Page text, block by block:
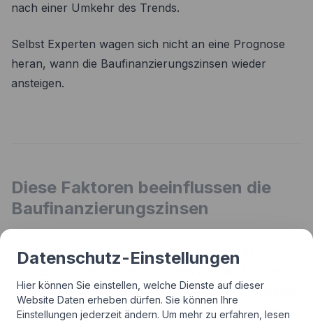
nach einer Umkehr des Trends.
Selbst Experten wagen sich nicht an eine Prognose
heran, wann die Baufinanzierungszinsen wieder
ansteigen.
Diese Faktoren beeinflussen die
Baufinanzierungszinsen
Als Kreditnehmer hat man wenig Chancen, den
Marktzins zu bestimmen. Welchen Zins die Bank am
Ende für Sie alsDarlehensnehmeransetzt, wird aber
auch von Ihrer Bonität und IhremObjektbestimmt.
Datenschutz-Einstellungen
Hier können Sie einstellen, welche Dienste auf dieser
Website Daten erheben dürfen. Sie können Ihre
Einstellungen jederzeit ändern. Um mehr zu erfahren, lesen